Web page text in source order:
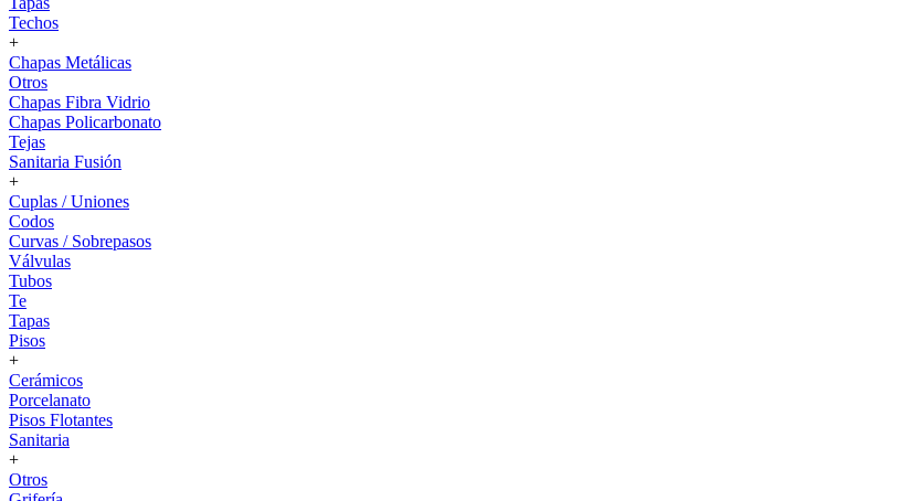
Techos
+
Chapas Metálicas
Otros
Chapas Fibra Vidrio
Chapas Policarbonato
Tejas
Sanitaria Fusión
+
Cuplas / Uniones
Codos
Curvas / Sobrepasos
Válvulas
Tubos
Te
Tapas
Pisos
+
Cerámicos
Porcelanato
Pisos Flotantes
Sanitaria
+
Otros